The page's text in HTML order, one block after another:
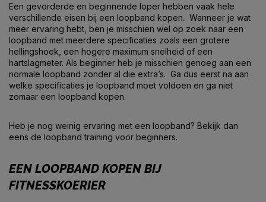
Een gevorderde en beginnende loper hebben vaak hele
verschillende eisen bij een loopband kopen. Wanneer je wat
meer ervaring hebt, ben je misschien wel op zoek naar een
loopband met meerdere specificaties zoals een grotere
hellingshoek, een hogere maximum snelheid of een
hartslagmeter. Als beginner heb je misschien genoeg aan een
normale loopband zonder al die extra’s. Ga dus eerst na aan
welke specificaties je loopband moet voldoen en ga niet
zomaar een loopband kopen.
Heb je nog weinig ervaring met een loopband? Bekijk dan
eens de loopband training voor beginners.
EEN LOOPBAND KOPEN BIJ
FITNESSKOERIER